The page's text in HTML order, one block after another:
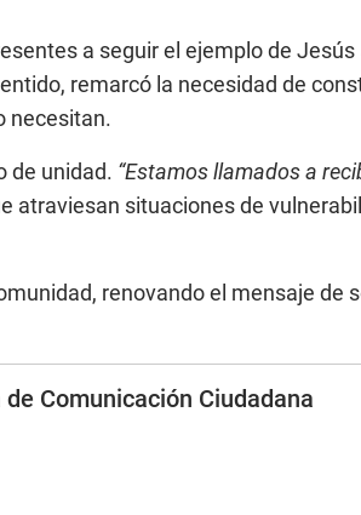
a seguir el ejemplo de
remarcó la necesidad de
necesitan.
de unidad. “Estamos llamados a
atraviesan situaciones de
renovando el mensaje de
Comunicación Ciudadana